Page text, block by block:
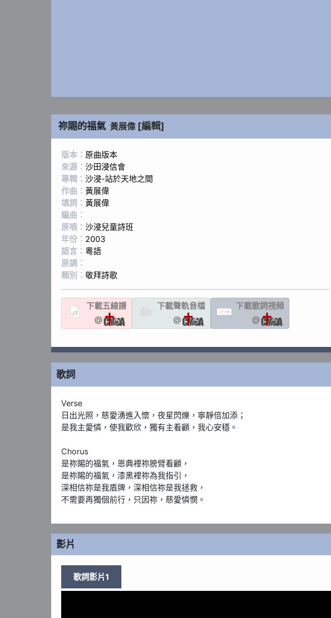
祢賜的福氣 黃展偉 [編輯]
版本： 原曲版本
來源： 沙田浸信會
專輯： 沙浸-站於天地之間
作曲： 黃展偉
填詞： 黃展偉
編曲：
原唱： 沙浸兒童詩班
年份： 2003
語言： 粵語
原調：
類別： 敬拜詩歌
下載五線譜
@
下載聲軌音檔
@
LYRIC
下載歌詞視頻
@
歌詞
Verse
日出光照，慈愛湧進入懷，夜星閃爍，寧靜倍加添；
是我主愛憐，使我歡欣，獨有主看顧，我心安穩。
Chorus
是祢賜的福氣，恩典裡祢膀臂看顧，
是祢賜的福氣，漆黑裡祢為我指引，
深相信祢是我盾牌，深相信祢是我拯救，
不需要再獨個前行，只因祢，慈愛憐憫。
影片
歌詞影片1